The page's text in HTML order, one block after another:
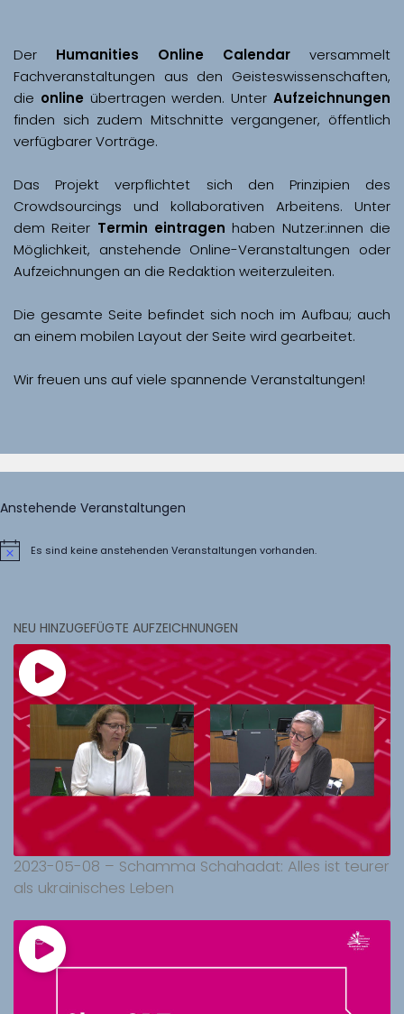
Der Humanities Online Calendar versammelt
Fachveranstaltungen aus den Geisteswissenschaften,
die online übertragen werden. Unter Aufzeichnungen
finden sich zudem Mitschnitte vergangener, öffentlich
Das Projekt verpflichtet sich den Prinzipien des
Crowdsourcings und kollaborativen Arbeitens. Unter
dem Reiter Termin eintragen haben Nutzer:innen die
Möglichkeit, anstehende Online-Veranstaltungen oder
Aufzeichnungen an die Redaktion weiterzuleiten.
Die gesamte Seite befindet sich noch im Aufbau; auch
Wir freuen uns auf viele spannende Veranstaltungen!
Anstehende Veranstaltungen
HinweisEs sind keine anstehenden Veranstaltungen vorhanden.
NEU HINZUGEFÜGTE AUFZEICHNUNGEN
2023-05-08 – Schamma Schahadat: Alles ist teurer
als ukrainisches Leben